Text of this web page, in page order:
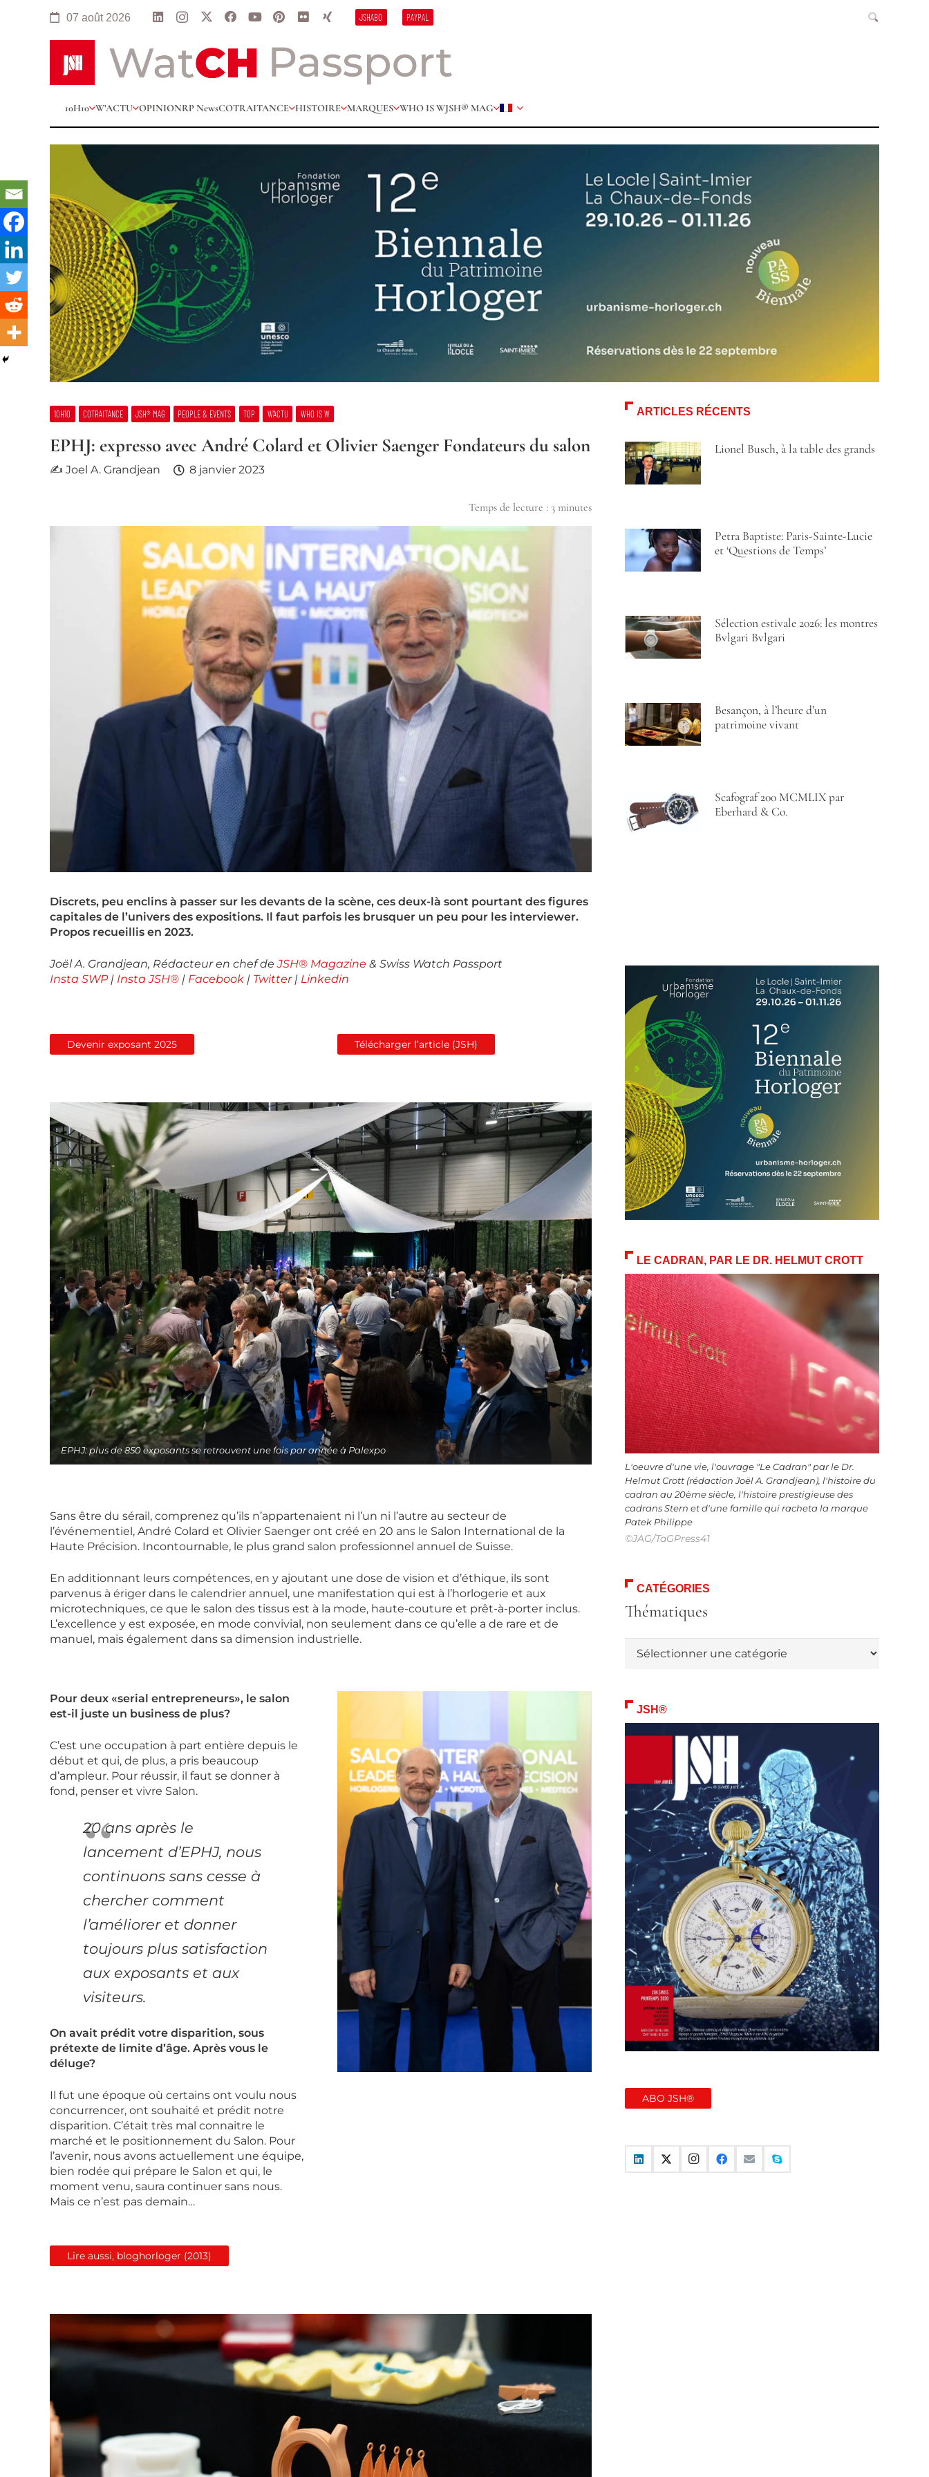
07 août 2026 JSHABO PAYPAL
10H10 W’ACTU OPINIONRP NewsCOTRAITANCE HISTOIRE MARQUES WHO IS WJSH® MAG
10H10 COTRAITANCE JSH® MAG PEOPLE & EVENTS TOP W’ACTU WHO IS W
EPHJ: expresso avec André Colard et Olivier Saenger Fondateurs du salon
✍ Joel A. Grandjean 8 janvier 2023
Temps de lecture : 3 minutes
Discrets, peu enclins à passer sur les devants de la scène, ces deux-là sont pourtant des figures
capitales de l’univers des expositions. Il faut parfois les brusquer un peu pour les interviewer.
Propos recueillis en 2023.
Joël A. Grandjean, Rédacteur en chef deJSH® Magazine & Swiss Watch Passport
Insta SWP| Insta JSH® | Facebook | Twitter| Linkedin
Devenir exposant 2025 Télécharger l’article (JSH)
EPHJ: plus de 850 exposants se retrouvent une fois par année à Palexpo
Sans être du sérail, comprenez qu’ils n’appartenaient ni l’un ni l’autre au secteur de
l’événementiel, André Colard et Olivier Saenger ont créé en 20 ans le Salon International de la
Haute Précision. Incontournable, le plus grand salon professionnel annuel de Suisse.
En additionnant leurs compétences, en y ajoutant une dose de vision et d’éthique, ils sont
parvenus à ériger dans le calendrier annuel, une manifestation qui est à l’horlogerie et aux
microtechniques, ce que le salon des tissus est à la mode, haute-couture et prêt-à-porter inclus.
L’excellence y est exposée, en mode convivial, non seulement dans ce qu’elle a de rare et de
manuel, mais également dans sa dimension industrielle.
Pour deux «serial entrepreneurs», le salon
est-il juste un business de plus?
C’est une occupation à part entière depuis le
début et qui, de plus, a pris beaucoup
d’ampleur. Pour réussir, il faut se donner à
fond, penser et vivre Salon.
20 ans après le
lancement d’EPHJ, nous
continuons sans cesse à
chercher comment
l’améliorer et donner
toujours plus satisfaction
aux exposants et aux
visiteurs.
On avait prédit votre disparition, sous
prétexte de limite d’âge. Après vous le
déluge?
Il fut une époque où certains ont voulu nous
concurrencer, ont souhaité et prédit notre
disparition. C’était très mal connaitre le
marché et le positionnement du Salon. Pour
l’avenir, nous avons actuellement une équipe,
bien rodée qui prépare le Salon et qui, le
moment venu, saura continuer sans nous.
Mais ce n’est pas demain…
Lire aussi, bloghorloger (2013)
ARTICLES RÉCENTS
Lionel Busch, à la table des grands
Petra Baptiste: Paris-Sainte-Lucie
et ‘Questions de Temps’
Sélection estivale 2026: les montres
Bvlgari Bvlgari
Besançon, à l’heure d’un
patrimoine vivant
Scafograf 200 MCMLIX par
Eberhard & Co.
LE CADRAN, PAR LE DR. HELMUT CROTT
L'oeuvre d'une vie, l'ouvrage "Le Cadran" par le Dr.
Helmut Crott (rédaction Joël A. Grandjean), l'histoire du
cadran au 20ème siècle, l'histoire prestigieuse des
cadrans Stern et d'une famille qui racheta la marque
Patek Philippe
©JAG/TaGPress41
CATÉGORIES
Thématiques
JSH®
ABO JSH®